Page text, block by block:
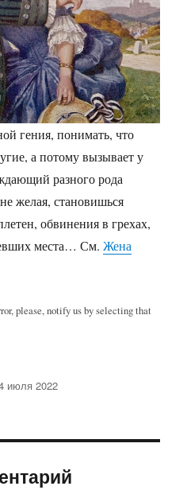
гения, понимать, что
а потому вызывает у
разного рода
желая, становишься
обвинения в грехах,
места… См.Жена
please, notify us by selecting that
июля 2022